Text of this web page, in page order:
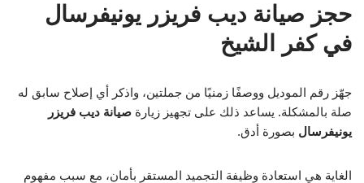
حجز صيانة ديب فريزر يونيفرسال
في كفر الشيخ
جهّز رقم الموديل ووصفًا زمنيًا من جملتين، واذكر أي إصلاح سابق له
صلة بالمشكلة. يساعد ذلك على تجهيز زيارة صيانة ديب فريزر
يونيفرسال بصورة أدق.
الغاية هي استعادة وظيفة التجميد المستقر بأمان، مع سبب مفهوم